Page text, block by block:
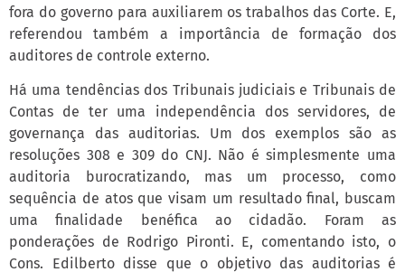
fora do governo para auxiliarem os trabalhos das Corte. E,
referendou também a importância de formação dos
auditores de controle externo.
Há uma tendências dos Tribunais judiciais e Tribunais de
Contas de ter uma independência dos servidores, de
governança das auditorias. Um dos exemplos são as
resoluções 308 e 309 do CNJ. Não é simplesmente uma
auditoria burocratizando, mas um processo, como
sequência de atos que visam um resultado final, buscam
uma finalidade benéfica ao cidadão. Foram as
ponderações de Rodrigo Pironti. E, comentando isto, o
Cons. Edilberto disse que o objetivo das auditorias é